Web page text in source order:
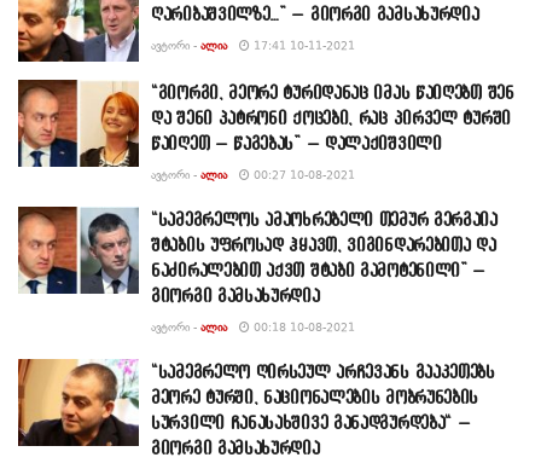
ღარიბაშვილზე…” – გიორგი გამსახურდია
ᲐᲕᲢᲝᲠᲘ - ᲐᲚᲘᲐ 17:41 10-11-2021
“გიორგი, მეორე ტურიდანაც იმას წაიღებთ შენ
და შენი პატრონი ქოცები, რაც პირველ ტურში
წაიღეთ – წაგებას” – დალაქიშვილი
ᲐᲕᲢᲝᲠᲘ - ᲐᲚᲘᲐ 00:27 10-08-2021
“სამეგრელოს ამაოხრებელი თემურ გერგაია
შტაბის უფროსად ჰყავთ, ვიგინდარებითა და
ნაძირალებით აქვთ შტაბი გამოტენილი” –
გიორგი გამსახურდია
ᲐᲕᲢᲝᲠᲘ - ᲐᲚᲘᲐ 00:18 10-08-2021
“სამეგრელო ღირსეულ არჩევანს გააკეთებს
მეორე ტურში, ნაციონალების მობრუნების
სურვილი ჩანასახშივე განადგურდება“ –
გიორგი გამსახურდია